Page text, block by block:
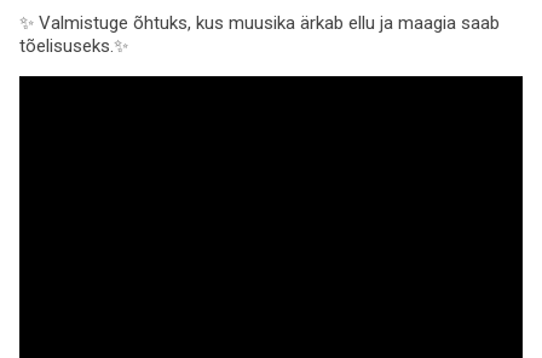
✨ Valmistuge õhtuks, kus muusika ärkab ellu ja maagia saab
tõelisuseks.✨